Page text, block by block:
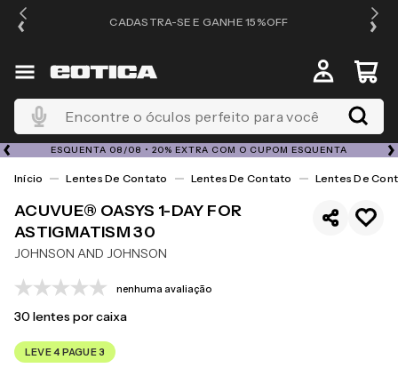
CADASTRA-SE E GANHE 15%OFF
Encontre o óculos perfeito para você
ESQUENTA 08/08 • 20% EXTRA COM O CUPOM ESQUENTA
Lentes De Contato Lentes De Contato Lentes De
ACUVUE® OASYS 1-DAY FOR
ASTIGMATISM 30
JOHNSON AND JOHNSON
nenhuma avaliação
30lentes por caixa
LEVE 4 PAGUE 3